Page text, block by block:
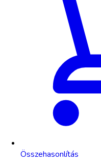
Összehasonlítás